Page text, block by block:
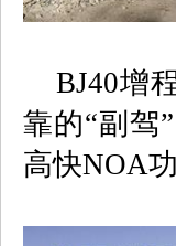
BJ40增
靠的“副驾
高快NOA